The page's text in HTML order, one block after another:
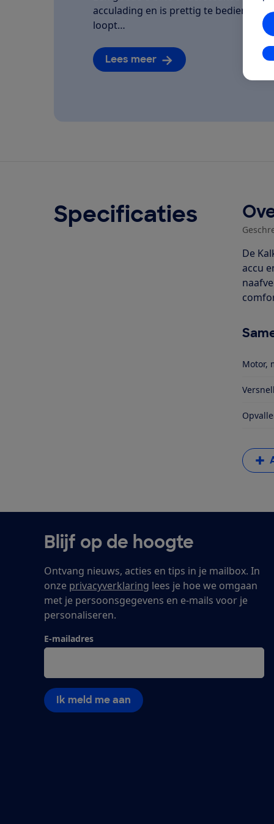
acculading en is prettig te bedienen.
loopt…
Lees meer
Specificaties
De
accu
Motor,
Blijf op de hoogte
Ontvang nieuws, acties en tips in je mailbox. In
onze privacyverklaring lees je hoe we omgaan
met je persoonsgegevens en e-mails voor je
personaliseren.
E-mailadres
Ik meld me aan